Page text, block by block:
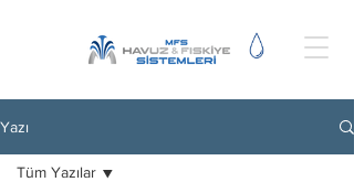
Yazı
Tüm Yazılar